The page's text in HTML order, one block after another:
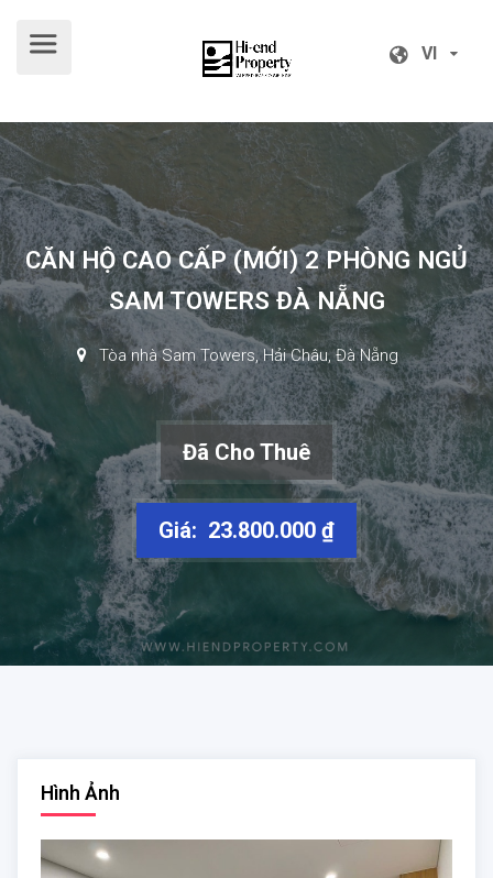
VI
VI
CĂN HỘ CAO CẤP (MỚI) 2 PHÒNG NGỦ
SAM TOWERS ĐÀ NẴNG
Tòa nhà Sam Towers, Hải Châu, Đà Nẵng
Đã Cho Thuê
Giá: 23.800.000 ₫
Hình Ảnh